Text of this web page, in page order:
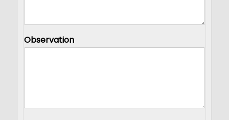
Observation